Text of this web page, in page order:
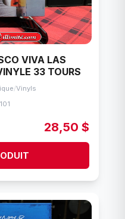
VIVA LAS
33 TOURS
/Vinyls
28,50 $